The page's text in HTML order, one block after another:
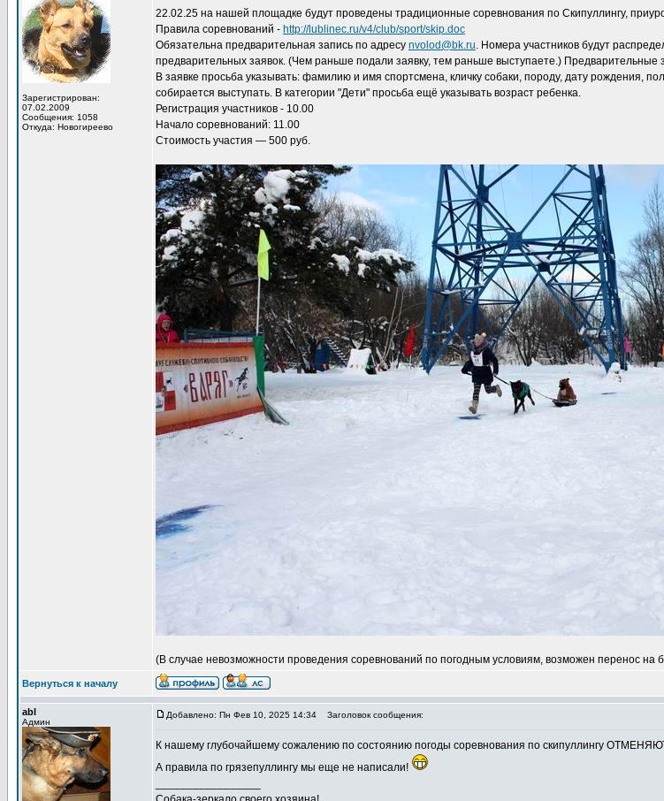
Зарегистрирован:
07.02.2009
Сообщения: 1058
Откуда: Новогиреево
22.02.25 на нашей площадке будут проведены традиционные соревнования по Скипуллингу,
Правила соревнований - http://lublinec.ru/v4/club/sport/skip.doc
Обязательна предварительная запись по адресу nvolod@bk.ru. Номера участников будут
предварительных заявок. (Чем раньше подали заявку, тем раньше выступаете.) Предварительные
В заявке просьба указывать: фамилию и имя спортсмена, кличку собаки, породу, дату рождения,
собирается выступать. В категории "Дети" просьба ещё указывать возраст ребенка.
Регистрация участников - 10.00
Начало соревнований: 11.00
Стоимость участия — 500 руб.
(В случае невозможности проведения соревнований по погодным условиям, возможен перенос на
Вернуться к началу
abl
Админ
Добавлено: Пн Фев 10, 2025 14:34 Заголовок сообщения:
К нашему глубочайшему сожалению по состоянию погоды соревнования по скипуллингу
А правила по грязепуллингу мы еще не написали!